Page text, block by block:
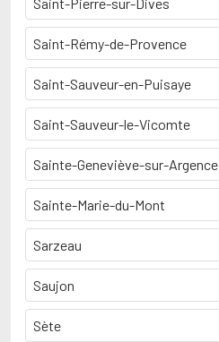
Saint-Rémy-de-Provence
Saint-Sauveur-en-Puisaye
Saint-Sauveur-le-Vicomte
Sainte-Geneviève-sur-Argence
Sainte-Marie-du-Mont
Sarzeau
Saujon
Sète